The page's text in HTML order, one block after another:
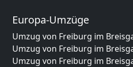
Europa-Umzüge
Umzug von Freiburg im
Umzug von Freiburg im
Umzug von Freiburg im